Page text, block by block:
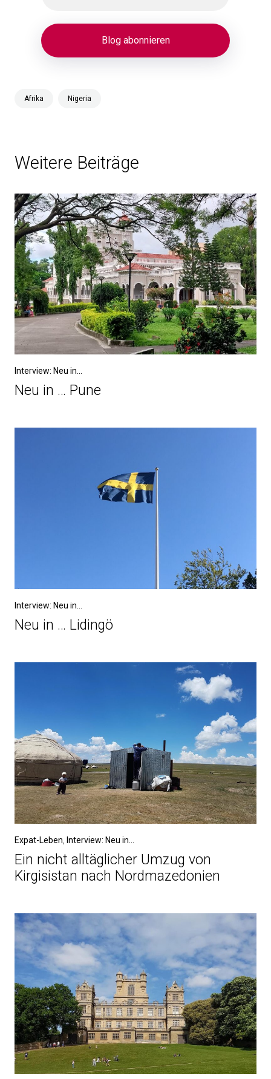
Afrika Nigeria
Weitere Beiträge
Interview: Neu in...
Neu in … Pune
Interview: Neu in...
Neu in … Lidingö
Expat-Leben Interview: Neu in...
Ein nicht alltäglicher Umzug von
Kirgisistan nach Nordmazedonien